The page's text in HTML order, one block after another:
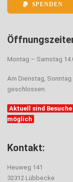
SPENDEN
Montag – Samstag
Am Dienstag,
geschlossen.
Aktuell sind
möglich
Kontakt:
Heuweg 141
32312 Lübbecke